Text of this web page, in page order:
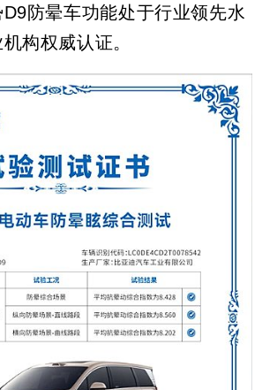
防晕车功能处于行业领先水
构权威认证。